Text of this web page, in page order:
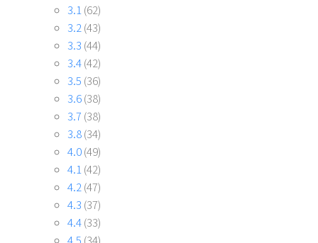
3.1 (62)
3.2 (43)
3.3 (44)
3.4(42)
3.5 (36)
3.6(38)
3.7 (38)
3.8(34)
4.0(49)
4.1 (42)
4.2 (47)
4.3 (37)
4.4(33)
4.5 (34)